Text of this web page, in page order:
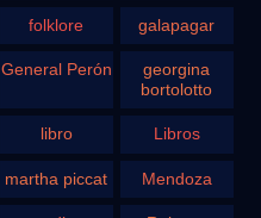
folklore galapagar
General Perón
georgina
bortolotto
libro Libros
martha piccat Mendoza